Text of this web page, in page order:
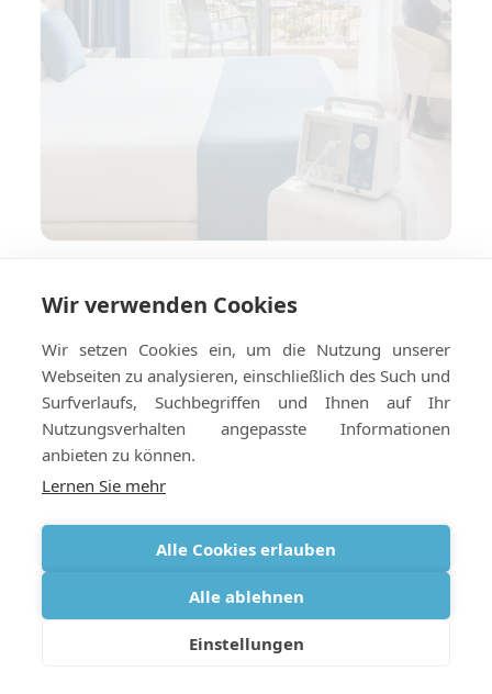
Wie Sie Ihr Hotel oder Ihre
Ferienwohnung für die
Sauerstofflieferung ins Ausland
vorbereiten
Wir verwenden Cookies
Wir setzen Cookies ein, um die Nutzung unserer
Webseiten zu analysieren, einschließlich des Such und
Surfverlaufs, Suchbegriffen und Ihnen auf Ihr
Nutzungsverhalten angepasste Informationen
anbieten zu können.
Lernen Sie mehr
Alle Cookies erlauben
Alle ablehnen
Einstellungen